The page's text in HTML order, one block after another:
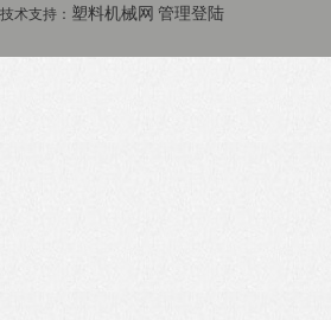
技术支持： 塑料机械网 管理登陆